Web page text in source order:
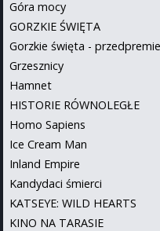
Góra mocy
GORZKIE ŚWIĘTA
Gorzkie święta -
Grzesznicy
Hamnet
HISTORIE RÓWNOLEGŁE
Homo Sapiens
Ice Cream Man
Inland Empire
Kandydaci śmierci
KATSEYE: WILD HEARTS
KINO NA TARASIE